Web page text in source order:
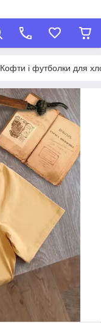
Кофти і футболки для